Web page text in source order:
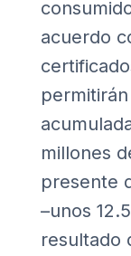
acuerdo
millones
presente
–unos
resultado